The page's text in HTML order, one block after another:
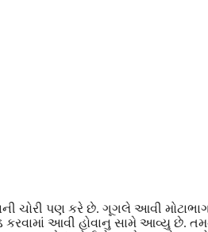
ચોરી પણ કરે છે. ગૂગલે આવી
કરવામાં આવી હોવાનુ સામે આવ્યુ છે.